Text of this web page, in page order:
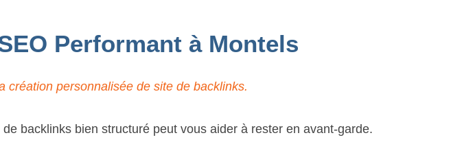
Performant à Montels
création personnalisée de site de backlinks.
backlinks bien structuré peut vous aider à rester en avant-garde.